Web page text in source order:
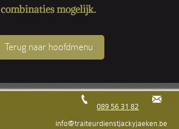
combinaties mogelijk.
Terug naar hoofdmenu
089 56 31 82
info@traiteurdienstjackyjaeken.be